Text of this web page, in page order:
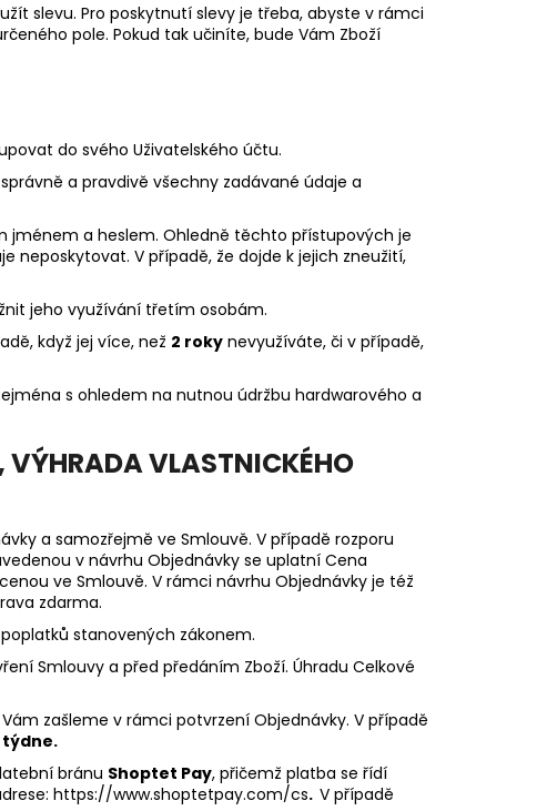
slevu. Pro poskytnutí slevy je třeba, abyste v rámci
pole. Pokud tak učiníte, bude Vám Zboží
do svého Uživatelského účtu.
a pravdivě všechny zadávané údaje a
jménem a heslem. Ohledně těchto přístupových je
neposkytovat. V případě, že dojde k jejich zneužití,
jeho využívání třetím osobám.
když jej více, než 2 roky nevyužíváte, či v případě,
s ohledem na nutnou údržbu hardwarového a
VLASTNICKÉHO
a samozřejmě ve Smlouvě. V případě rozporu
v návrhu Objednávky se uplatní Cena
ve Smlouvě. V rámci návrhu Objednávky je též
zdarma.
stanovených zákonem.
Smlouvy a před předáním Zboží. Úhradu Celkové
zašleme v rámci potvrzení Objednávky. V případě
týdne.
bránu Shoptet Pay, přičemž platba se řídí
https://www.shoptetpay.com/cs. V případě